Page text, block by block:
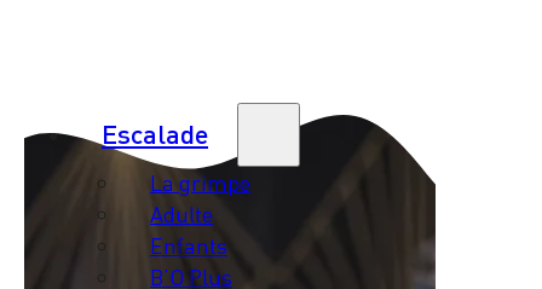
Escalade
La grimpe
Adulte
Enfants
B’O Plus